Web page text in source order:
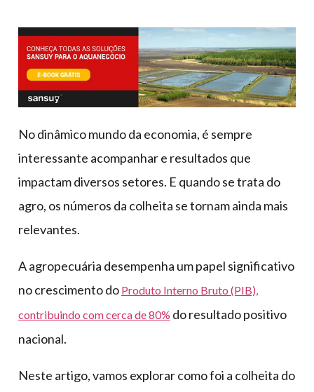
mercado
automotivo
móveis,
calçados,
epi's
multiúso
de
caminhoneiro
No dinâmico mundo da economia, é sempre
interessante acompanhar e resultados que
impactam diversos setores. E quando se trata do
agro, os números da colheita se tornam ainda mais
relevantes.
A agropecuária desempenha um papel significativo
no crescimento do Produto Interno Bruto (PIB),
contribuindo com cerca de 80% do resultado positivo
nacional.
Neste artigo, vamos explorar como foi a colheita do